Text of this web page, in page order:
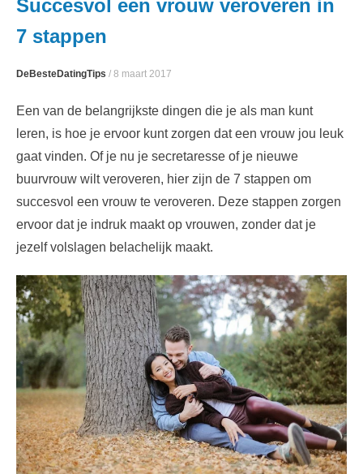
content
Succesvol een vrouw veroveren in
7 stappen
DeBesteDatingTips / 8 maart 2017
Een van de belangrijkste dingen die je als man kunt
leren, is hoe je ervoor kunt zorgen dat een vrouw jou leuk
gaat vinden. Of je nu je secretaresse of je nieuwe
buurvrouw wilt veroveren, hier zijn de 7 stappen om
succesvol een vrouw te veroveren. Deze stappen zorgen
ervoor dat je indruk maakt op vrouwen, zonder dat je
jezelf volslagen belachelijk maakt.